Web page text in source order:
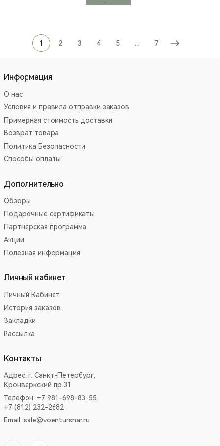
1 2 3 4 5 ... 7
Информация
О нас
Условия и правила отправки заказов
Примерная стоимость доставки
Возврат товара
Политика Безопасности
Способы оплаты
Дополнительно
Обзоры
Подарочные сертификаты
Партнёрская программа
Акции
Полезная информация
Личный кабинет
Личный Кабинет
История заказов
Закладки
Рассылка
Контакты
Адрес: г. Санкт-Петербург,
Кронверкский пр.31
Телефон: +7 981-698-83-55
+7 (812) 232-2682
Email: sale@voentursnar.ru